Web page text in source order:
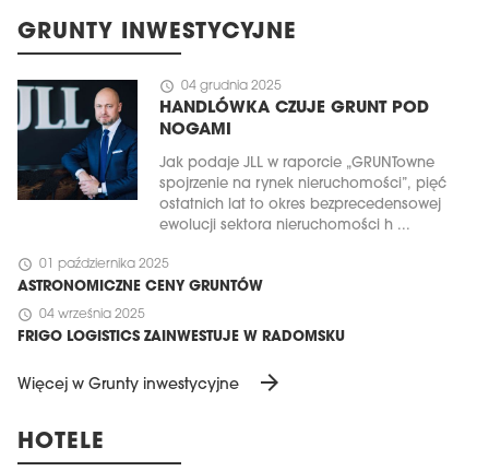
GRUNTY INWESTYCYJNE
schedule 04 grudnia 2025
HANDLÓWKA CZUJE GRUNT POD
NOGAMI
Jak podaje JLL w raporcie „GRUNTowne
spojrzenie na rynek nieruchomości”, pięć
ostatnich lat to okres bezprecedensowej
ewolucji sektora nieruchomości h ...
schedule 01 października 2025
ASTRONOMICZNE CENY GRUNTÓW
schedule 04 września 2025
FRIGO LOGISTICS ZAINWESTUJE W RADOMSKU
Więcej w Grunty inwestycyjne arrow_forward
HOTELE